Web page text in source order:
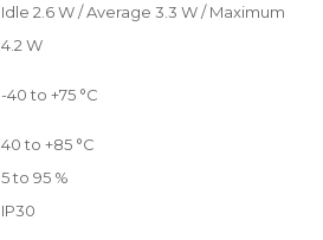
Idle 2.6 W / Average 3.3 W / Maximum
4.2 W
-40 to +75 °C
40 to +85 °C
5 to 95 %
IP30